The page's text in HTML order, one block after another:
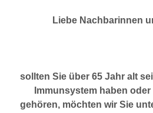
Liebe Nachbarinnen
sollten Sie über 65 Jahr alt
Immunsystem haben
gehören, möchten wir Sie